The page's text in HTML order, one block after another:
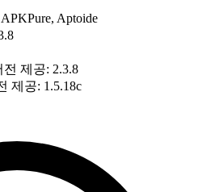
Aptoide
제공: 2.3.8
제공: 1.5.18c